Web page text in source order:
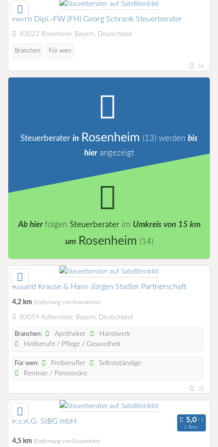
Herrn Dipl.-FW (FH) Georg Schrank Steuerberater
83022 Rosenheim, Bayern, Deutschland
Branchen Für wen
16
Steuerberater in Rosenheim (13) werden bis
hierangezeigt
Ab hierfolgen Steuerberaterim Umkreis von 15 km
um Rosenheim (14)
Roland Krause & Hans-Jürgen Stadler Partnerschaft
4,2 km (Entfernung von Rosenheim)
83059 Kolbermoor, Bayern, Deutschland
Branchen: Apotheker
Handwerk
Heilberufe / Pflege / Gesundheit
Für wen: Freiberufler
Selbstständige
Rentner / Pensionäre
31
P.S.R.G. StBG mbH
1 Bew.
4,5 km (Entfernung von Rosenheim)